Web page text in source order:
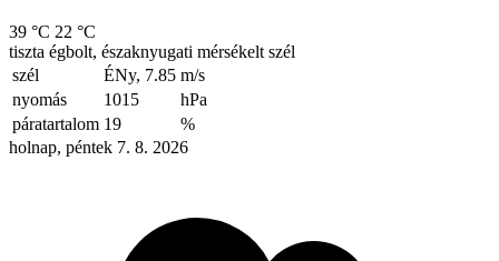
39 °C 22 °C
tiszta égbolt, északnyugati mérsékelt szél
szél
ÉNy, 7.85 m/s
nyomás
1015
hPa
páratartalom 19
%
holnap, péntek 7. 8. 2026